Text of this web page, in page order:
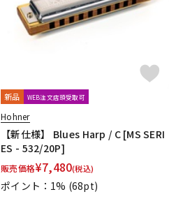
新品 WEB注文店頭受取可
Hohner
【新仕様】 Blues Harp / C [MS SERI
ES - 532/20P]
販売価格¥7,480(税込)
ポイント：1% (68pt)